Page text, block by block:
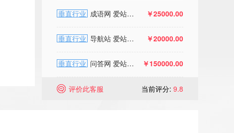
￥25000.00
垂直行业 成语网 爱站双权1 百度收录9.7W+ 多年建站历史
￥20000.00
垂直行业 导航站 爱站双权2 百度收录10W+ 多年建站历史 周收录
￥150000.00
垂直行业 问答网 爱站权4移动权4 百度收录215w
当前评分: 9.8
评价此客服